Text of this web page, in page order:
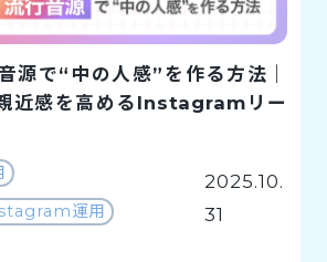
源で“中の人感”を作る方法｜
近感を高めるInstagramリー
運用
2025.10.
31